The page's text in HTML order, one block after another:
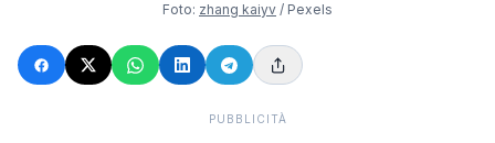
Foto: zhang kaiyv / Pexels
PUBBLICITÀ